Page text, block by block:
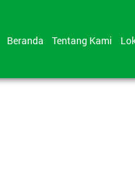
Beranda Tentang Kami